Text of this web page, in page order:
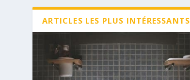
ARTICLES LES PLUS INTÉRESSANTS